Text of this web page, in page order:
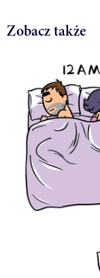
Zobacz także